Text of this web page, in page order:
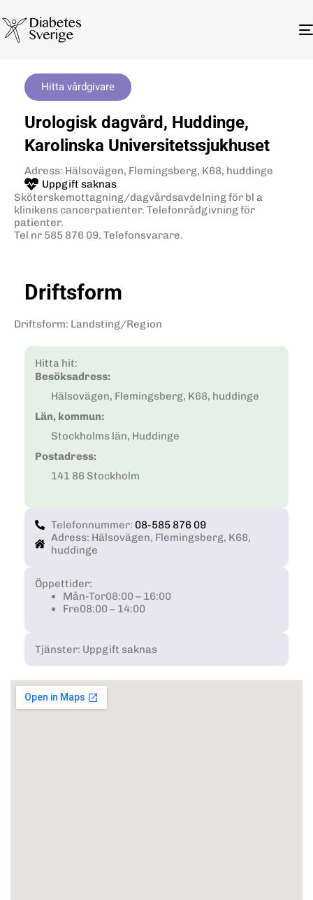
Hitta vårdgivare
Urologisk dagvård, Huddinge,
Karolinska Universitetssjukhuset
Adress: Hälsovägen, Flemingsberg, K68, huddinge
Uppgift saknas
Sköterskemottagning/dagvårdsavdelning för bl a
klinikens cancerpatienter. Telefonrådgivning för
patienter.
Tel nr 585 876 09. Telefonsvarare.
Driftsform
Driftsform: Landsting/Region
Hitta hit:
Besöksadress:
Hälsovägen, Flemingsberg, K68, huddinge
Län, kommun:
Stockholms län, Huddinge
Postadress:
141 86 Stockholm
Telefonnummer: 08-585 876 09
Adress: Hälsovägen, Flemingsberg, K68,
huddinge
Öppettider:
Mån-Tor08:00 – 16:00
Fre08:00 – 14:00
Tjänster: Uppgift saknas